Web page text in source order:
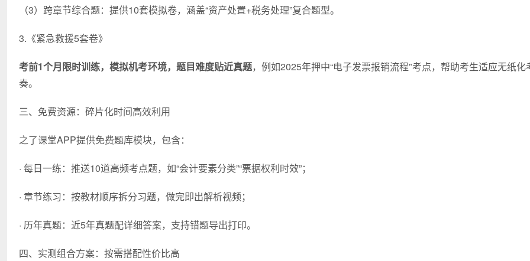
（3）跨章节综合题：提供10套模拟卷，涵盖“资产处置+税务处理”复合题型。
3.《紧急救援5套卷》
考前1个月限时训练，模拟机考环境，题目难度贴近真题，例如2025年押中“电子发票报销流程”考点，帮助考生适应无纸化
奏。
三、免费资源：碎片化时间高效利用
之了课堂APP提供免费题库模块，包含：
· 每日一练：推送10道高频考点题，如“会计要素分类”“票据权利时效”；
· 章节练习：按教材顺序拆分习题，做完即出解析视频；
· 历年真题：近5年真题配详细答案，支持错题导出打印。
四、实测组合方案：按需搭配性价比高